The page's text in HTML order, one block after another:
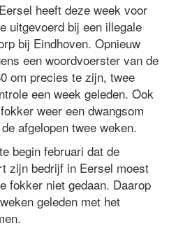
heeft deze week voor
uitgevoerd bij een illegale
bij Eindhoven. Opnieuw
een woordvoerster van de
om precies te zijn, twee
een week geleden. Ook
weer een dwangsom
afgelopen twee weken.
begin februari dat de
zijn bedrijf in Eersel moest
fokker niet gedaan. Daarop
geleden met het